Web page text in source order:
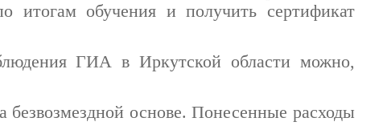
итогам обучения и получить сертификат
ГИА в Иркутской области можно,
безвозмездной основе. Понесенные расходы